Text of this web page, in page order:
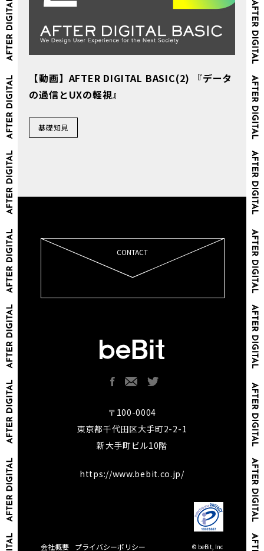
【動画】AFTER DIGITAL BASIC(2) 『データ
の過信とUXの軽視』
基礎知見
CONTACT
〒100-0004
東京都千代田区大手町2-2-1
新大手町ビル10階
https://www.bebit.co.jp/
会社概要 プライバシーポリシー © beBit, Inc